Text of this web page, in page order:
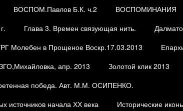
ВОСПОМ.Павлов Б.К. ч.2 ВОСПОМИНАНИЯ
Глава 3. Времен связующая нить.
Молебен в Прощеное Воскр.17.03.2013
апр. 2013
Золотой клик 2013
победа. Авт. М.М. ОСИПЕНКО.
источников начала ХХ века
Исторические